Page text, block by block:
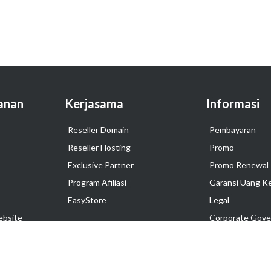
Kerjasama
Reseller Domain
Reseller Hosting
Exclusive Partner
Program Afiliasi
EasyStore
Informasi
Pembayaran
Promo
Promo Renewal
Garansi Uang
Legal
Corporate